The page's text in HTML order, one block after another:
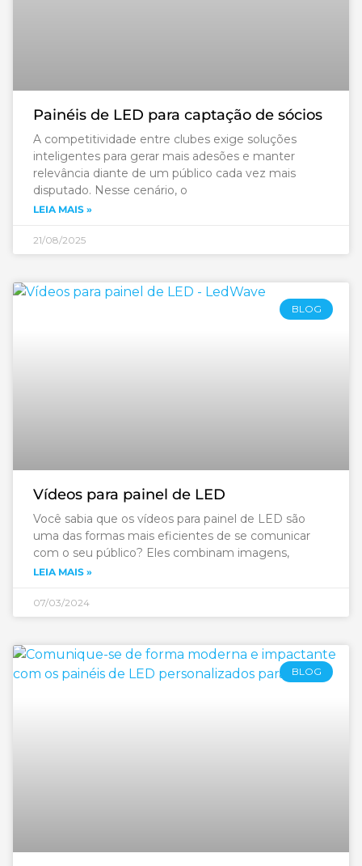
Painéis de LED para captação de sócios
A competitividade entre clubes exige soluções
inteligentes para gerar mais adesões e manter
relevância diante de um público cada vez mais
disputado. Nesse cenário, o
LEIA MAIS »
21/08/2025
BLOG
Vídeos para painel de LED
Você sabia que os vídeos para painel de LED são
uma das formas mais eficientes de se comunicar
com o seu público? Eles combinam imagens,
LEIA MAIS »
07/03/2024
BLOG